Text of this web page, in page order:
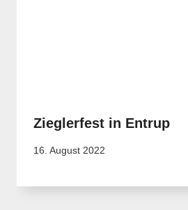
Zieglerfest in Entrup
16. August 2022